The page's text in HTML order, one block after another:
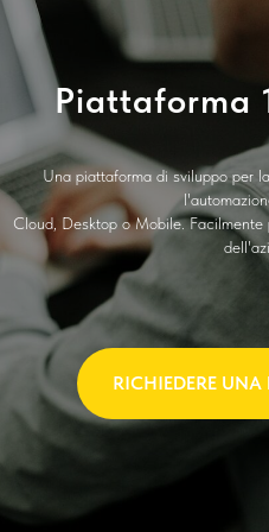
Piattaforma
Una piattaforma di sviluppo per
Cloud, Desktop o Mobile.
RICHIEDERE